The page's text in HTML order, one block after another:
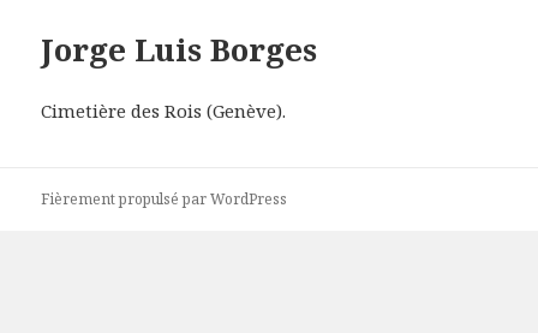
Jorge Luis Borges
Cimetière des Rois (Genève).
Fièrement propulsé par WordPress